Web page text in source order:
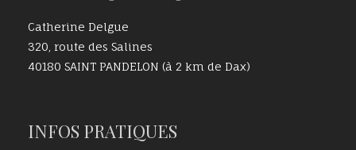
Catherine Delgue
320, route des Salines
40180 SAINT PANDELON (à 2 km de Dax)
INFOS PRATIQUES